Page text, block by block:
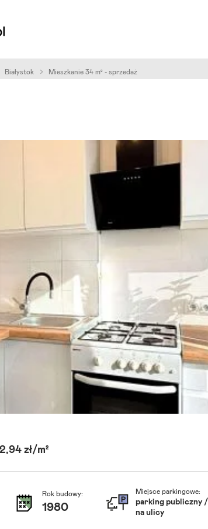
Białystok Mieszkanie 34 m² - sprzedaż
zł/m²
Rok budowy:
1980
Miejsce parkingowe:
parking publiczny /
na ulicy